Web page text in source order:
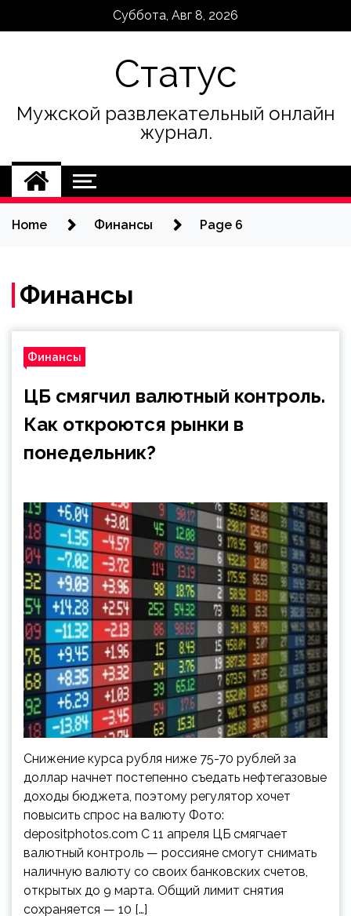
Суббота, Авг 8, 2026
Статус
Мужской развлекательный онлайн
журнал.
Home Финансы Page 6
Финансы
Финансы
ЦБ смягчил валютный контроль.
Как откроются рынки в
понедельник?
Снижение курса рубля ниже 75-70 рублей за
доллар начнет постепенно съедать нефтегазовые
доходы бюджета, поэтому регулятор хочет
повысить спрос на валюту Фото:
depositphotos.com С 11 апреля ЦБ смягчает
валютный контроль — россияне смогут снимать
наличную валюту со своих банковских счетов,
открытых до 9 марта. Общий лимит снятия
сохраняется — 10 […]